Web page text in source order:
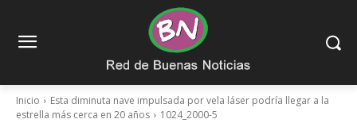
Inicio
Esta diminuta nave impulsada por vela láser podría llegar a la
estrella más cerca en 20 años
1024_2000-5